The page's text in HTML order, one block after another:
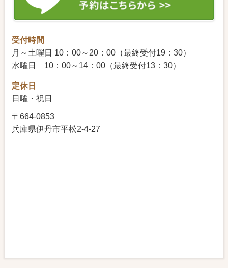
ださい！
夫婦関係がうまくいっていない気がする…と
ピルを飲むしかない？メリットとデメリット
精子クライシス
子宮内膜が育たないって人の質問がありまし
た
多嚢胞性卵巣症候群だと妊娠しにくい？
不妊クリニックで異常なしと言われてそれで
も妊娠しない・・・
受付時間
月～土曜日 10：00～20：00（最終受付19：30）
水曜日 10：00～14：00（最終受付13：30）
定休日
日曜・祝日
〒664-0853
兵庫県伊丹市平松2-4-27